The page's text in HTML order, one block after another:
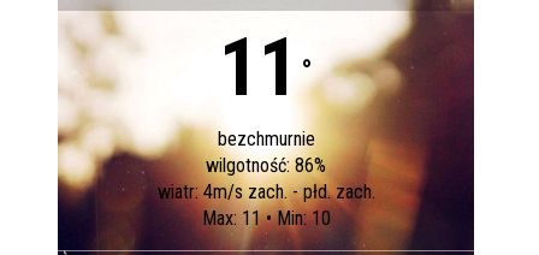
11°
bezchmurnie
wilgotność: 86%
wiatr: 4m/s zach. - płd. zach.
Max: 11 • Min: 10